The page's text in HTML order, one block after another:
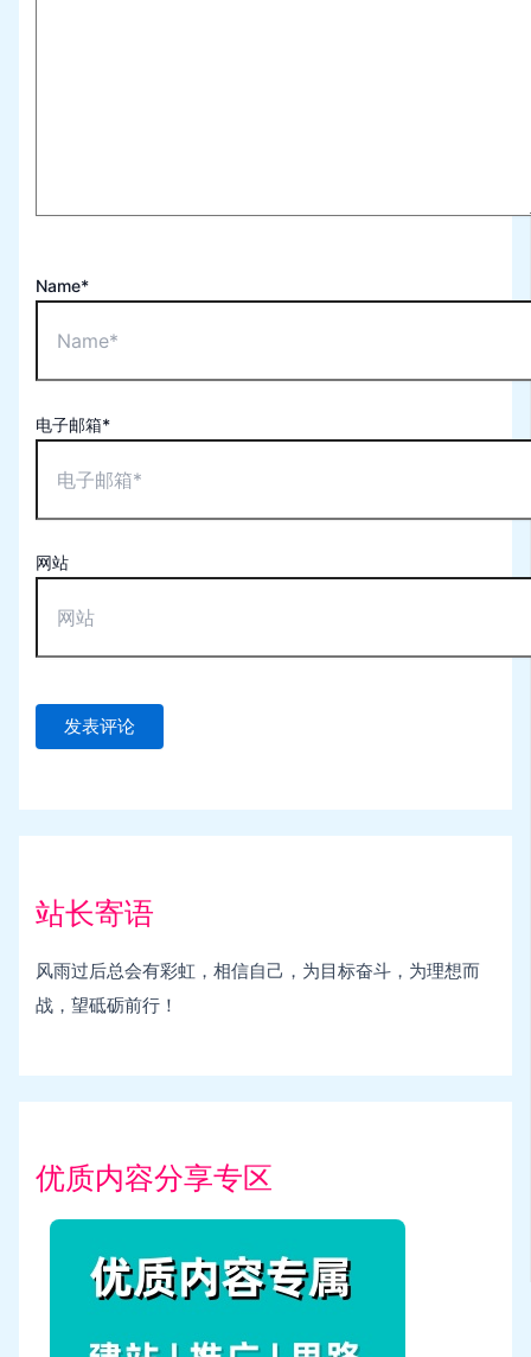
Name*
电子邮箱*
网站
站长寄语
风雨过后总会有彩虹，相信自己，为目标奋斗，为理想而
战，望砥砺前行！
优质内容分享专区